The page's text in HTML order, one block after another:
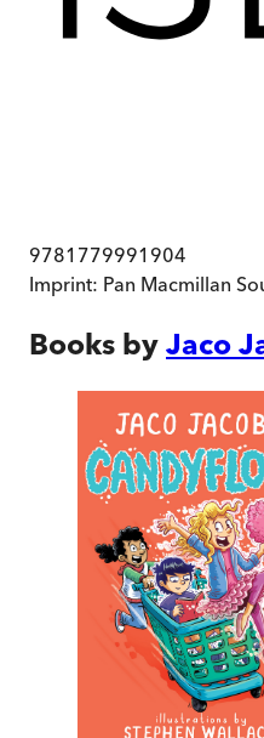
9781779991904
Imprint: Pan Macmillan
Books by Jaco